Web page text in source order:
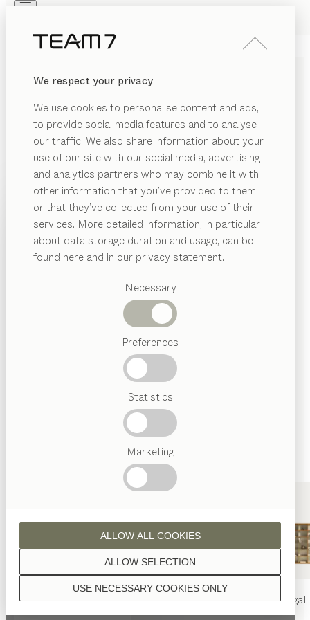
We respect your privacy
We use cookies to personalise content and ads,
to provide social media features and to analyse
our traffic. We also share information about your
use of our site with our social media, advertising
and analytics partners who may combine it with
other information that you’ve provided to them
or that they’ve collected from your use of their
services. More detailed information, in particular
about data storage duration and usage, can be
found here and in our privacy statement.
Necessary
Preferences
Statistics
Marketing
USE NECESSARY COOKIES ONLY
ALLOW SELECTION
ALLOW ALL COOKIES
PRODUKTE
INSPIRATION
HÄNDLER
Vorgeschlagene
Kategorien
Österreichisches
Handwerk
nyaTisch nyaStuhl filignoRegal
PRODUKTE
INSPIRATION
ÜBER UNS
DREHTÜRENSCHRÄNKE
von Sebastian Desch
Unsere maßgeschneiderten Drehtürenschränke
verbinden mühelos Ästhetik und Funktionalität. Mit
maximaler Flexibilität in jedem Detail lassen sie sich
exakt auf architektonische Anforderungen und
individuelle Wünsche abstimmen.
HÄNDLER FINDEN
Wenn nicht anders angeführt, werden alle
Holzoberflächen mit reinem Naturöl veredelt.
Nussbaum Wild
Eiche